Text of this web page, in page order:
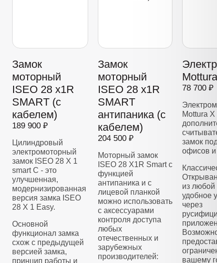
Замок
моторный
ISEO 28 x1R
SMART (с
кабелем)
189 900 ₽
Цилиндровый
электромоторный
замок ISEO 28 Х 1
smart C - это
улучшенная,
модернизированная
версия замка ISEO
28 X 1 Easy.
Основной
функционал замка
схож с предыдущей
версией замка,
принцип работы и
Замок
моторный
ISEO 28 x1R
SMART
антипаника (с
кабелем)
204 500 ₽
Моторный замок
ISEO 28 X1R Smart с
функцией
антипаника и с
лицевой планкой
можно использовать
с аксессуарами
контроля доступа
любых
отечественных и
зарубежных
производителей:
78 700 ₽
Mottura
замок
офисов и
из любой
удобное
через
вашему